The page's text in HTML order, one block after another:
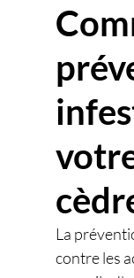
La
contre les